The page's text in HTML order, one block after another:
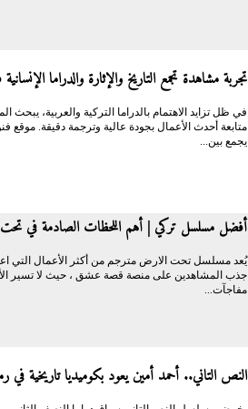
تجربة مشاهدة تجمع التاريخ والإثارة والدراما
في ظل تزايد الاهتمام بالدراما التركية والعربية،
متابعة أحدث الأعمال بجودة عالية وترجمة دقيقة. موقع
يجمع بين...
أفضل مسلسل تركي | أهم اللحظات الصادمة في
يُعد مسلسل تحت الارض مترجم من أكثر الأعمال
جذب المشاهدين على منصة قصة عشق ، حيث لا تسير
مفاجآت...
النص التاني.. أحمد أمين يعود بكوميديا تاريخية في